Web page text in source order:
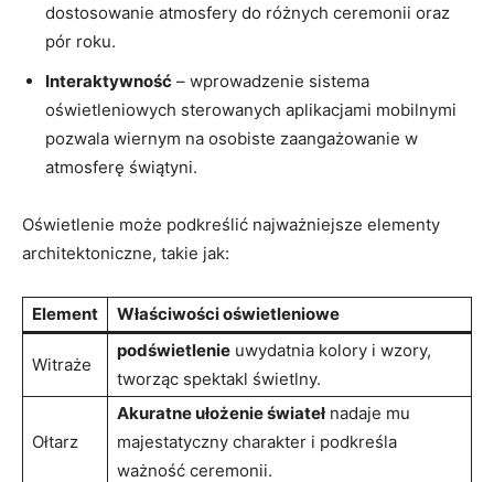
dostosowanie​ atmosfery do różnych ​ceremonii ⁣oraz
pór roku.
Interaktywność –‍ wprowadzenie sistema
oświetleniowych sterowanych aplikacjami ​mobilnymi
pozwala wiernym na ​osobiste zaangażowanie w​
atmosferę ‍świątyni.
Oświetlenie może podkreślić najważniejsze⁣ elementy⁣
architektoniczne, takie jak:
Element Właściwości oświetleniowe
Witraże
podświetlenie uwydatnia kolory i wzory,
tworząc spektakl‍ świetlny.
Ołtarz
Akuratne ułożenie świateł‍nadaje mu
majestatyczny charakter⁤ i podkreśla
ważność ceremonii.